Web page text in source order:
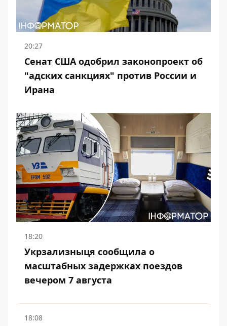
20:27
Сенат США одобрил законопроект об
"адских санкциях" против России и
Ирана
18:20
Укрзализныця сообщила о
масштабных задержках поездов
вечером 7 августа
18:08